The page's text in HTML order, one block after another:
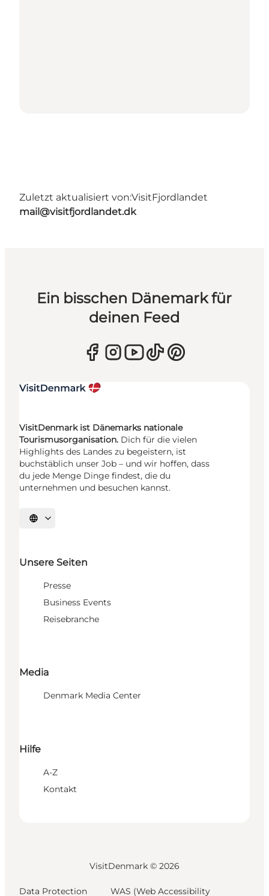
Zuletzt aktualisiert von:VisitFjordlandet
mail@visitfjordlandet.dk
Ein bisschen Dänemark für
deinen Feed
VisitDenmark ist Dänemarks nationale
Tourismusorganisation. Dich für die vielen
Highlights des Landes zu begeistern, ist
buchstäblich unser Job – und wir hoffen, dass
du jede Menge Dinge findest, die du
unternehmen und besuchen kannst.
Sprache auswählen
Unsere Seiten
Presse
Business Events
Reisebranche
Media
Denmark Media Center
Hilfe
A-Z
Kontakt
VisitDenmark © 2026
Data Protection WAS (Web Accessibility